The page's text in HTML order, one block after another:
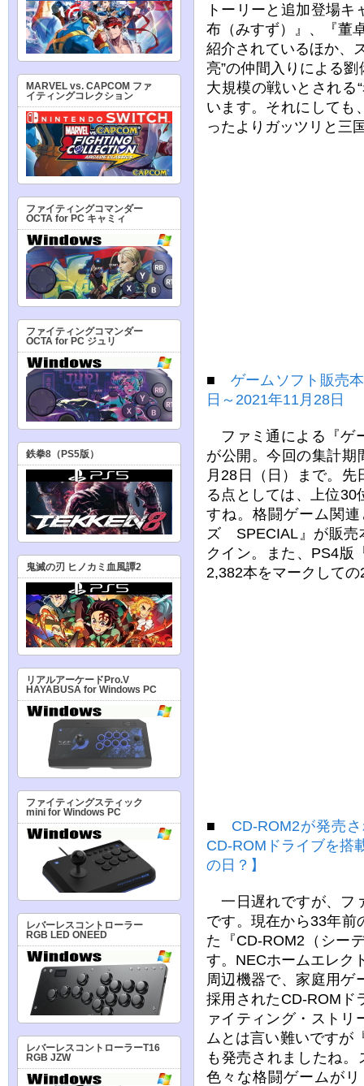
トーリーと追加登場
布（みすず）』、『董
紹介されているほか、
亮”の仲間入りによる
大規模の戦いとされる
います。それにしても
ったよりガッツリと三
■ ゲームソフト販売
日～2021年11月28日
ファミ通による『ゲ
が公開。今回の集計期
月28日（日）まで。
る点としては、上位30
すね。格闘ゲーム関
ズ SPECIAL』が販売
クイン。また、PS4
2,382本をマークして
■ CD-ROM2が発売
CD-ROMドライブを搭
の日？】
一日遅れですが、フ
です。現在から33年前
た『CD-ROM2（シー
す。NECホームエレク
周辺機器で、家庭用ゲ
採用されたCD-ROMド
ァイティング・ストリ
ムとは言い難いです
も発売されましたね
色々な格闘ゲームが
MARVEL vs. CAPCOM ファ
イティングコレクション
ファイティングコマンダー
OCTA for PC キャミィ
ファイティングコマンダー
OCTA for PC ジュリ
鉄拳8（PS5版）
鬼滅の刃 ヒノカミ血風譚2
リアルアーケードPro.V
HAYABUSA for Windows PC
ファイティングスティック
mini for Windows PC
レバーレスコントローラー
RGB LED ONEED
レバーレスコントローラーT16
RGB JZW